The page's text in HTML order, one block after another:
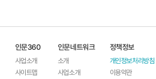
인문360
사업소개
사이트맵
인문네트워크
소개
사업소개
정책정보
개인정보처리방침
이용약관